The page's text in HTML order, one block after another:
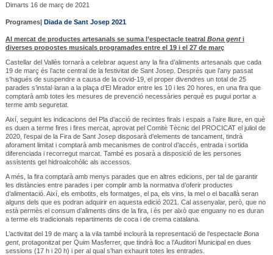
Dimarts 16 de març de 2021
Programes| Diada de Sant Josep 2021
Al mercat de productes artesanals se suma l’espectacle teatral Bona gent i
diverses propostes musicals programades entre el 19 i el 27 de març
Castellar del Vallès tornarà a celebrar aquest any la fira d’aliments artesanals que cada
19 de març és l’acte central de la festivitat de Sant Josep. Després que l’any passat
s’hagués de suspendre a causa de la covid-19, el proper divendres un total de 25
parades s’instal·laran a la plaça d’El Mirador entre les 10 i les 20 hores, en una fira que
comptarà amb totes les mesures de prevenció necessàries perquè es pugui portar a
terme amb seguretat.
Així, seguint les indicacions del Pla d’acció de recintes firals i espais a l’aire lliure, en què
es duen a terme fires i fires mercat, aprovat pel Comitè Tècnic del PROCICAT el juliol de
2020, l’espai de la Fira de Sant Josep disposarà d’elements de tancament, tindrà
aforament limitat i comptarà amb mecanismes de control d’accés, entrada i sortida
diferenciada i recorregut marcat. També es posarà a disposició de les persones
assistents gel hidroalcohòlic als accessos.
A més, la fira comptarà amb menys parades que en altres edicions, per tal de garantir
les distàncies entre parades i per complir amb la normativa d’oferir productes
d’alimentació. Així, els embotits, els formatges, el pa, els vins, la mel o el bacallà seran
alguns dels que es podran adquirir en aquesta edició 2021. Cal assenyalar, però, que no
està permès el consum d’aliments dins de la fira, i és per això que enguany no es duran
a terme els tradicionals repartiments de coca i de crema catalana.
L’activitat del 19 de març a la vila també inclourà la representació de l’espectacle Bona
gent, protagonitzat per Quim Masferrer, que tindrà lloc a l’Auditori Municipal en dues
sessions (17 h i 20 h) i per al qual s’han exhaurit totes les entrades.